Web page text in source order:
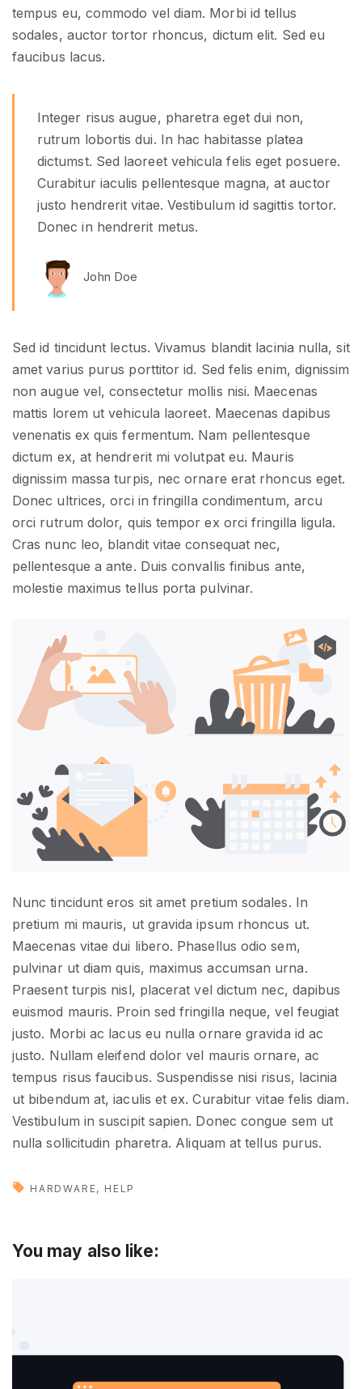
tempus eu, commodo vel diam. Morbi id tellus
sodales, auctor tortor rhoncus, dictum elit. Sed eu
faucibus lacus.
Integer risus augue, pharetra eget dui non,
rutrum lobortis dui. In hac habitasse platea
dictumst. Sed laoreet vehicula felis eget posuere.
Curabitur iaculis pellentesque magna, at auctor
justo hendrerit vitae. Vestibulum id sagittis tortor.
Donec in hendrerit metus.
John Doe
Sed id tincidunt lectus. Vivamus blandit lacinia nulla, sit
amet varius purus porttitor id. Sed felis enim, dignissim
non augue vel, consectetur mollis nisi. Maecenas
mattis lorem ut vehicula laoreet. Maecenas dapibus
venenatis ex quis fermentum. Nam pellentesque
dictum ex, at hendrerit mi volutpat eu. Mauris
dignissim massa turpis, nec ornare erat rhoncus eget.
Donec ultrices, orci in fringilla condimentum, arcu
orci rutrum dolor, quis tempor ex orci fringilla ligula.
Cras nunc leo, blandit vitae consequat nec,
pellentesque a ante. Duis convallis finibus ante,
molestie maximus tellus porta pulvinar.
Nunc tincidunt eros sit amet pretium sodales. In
pretium mi mauris, ut gravida ipsum rhoncus ut.
Maecenas vitae dui libero. Phasellus odio sem,
pulvinar ut diam quis, maximus accumsan urna.
Praesent turpis nisl, placerat vel dictum nec, dapibus
euismod mauris. Proin sed fringilla neque, vel feugiat
justo. Morbi ac lacus eu nulla ornare gravida id ac
justo. Nullam eleifend dolor vel mauris ornare, ac
tempus risus faucibus. Suspendisse nisi risus, lacinia
ut bibendum at, iaculis et ex. Curabitur vitae felis diam.
Vestibulum in suscipit sapien. Donec congue sem ut
nulla sollicitudin pharetra. Aliquam at tellus purus.
HARDWARE HELP
You may also like: